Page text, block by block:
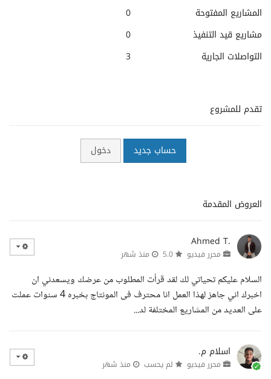
المشاريع المفتوحة
0
مشاريع قيد التنفيذ
0
التواصلات الجارية
3
تقدم للمشروع
حساب جديد دخول
العروض المقدمة
Ahmed T.
محرر فيديو منذ شهر
السلام عليكم تحياتي لك لقد قرأت المطلوب من عرضك ويسعدني ان
اخبرك اني جاهز لهذا العمل انا محترف فى المونتاج بخبره 4 سنوات عملت
على العديد من المشاريع المختلفة لد...
اسلام م.
محرر فيديو لم يحسب منذ شهر